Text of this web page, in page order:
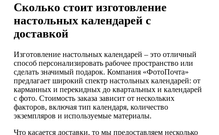
Сколько стоит изготовление
настольных календарей с
доставкой
Изготовление настольных календарей – это отличный
способ персонализировать рабочее пространство или
сделать значимый подарок. Компания «ФотоПочта»
предлагает широкий спектр настольных календарей: от
карманных и перекидных до квартальных и календарей
с фото. Стоимость заказа зависит от нескольких
факторов, включая тип календаря, количество
экземпляров и используемые материалы.
Что касается доставки, то мы предоставляем несколько